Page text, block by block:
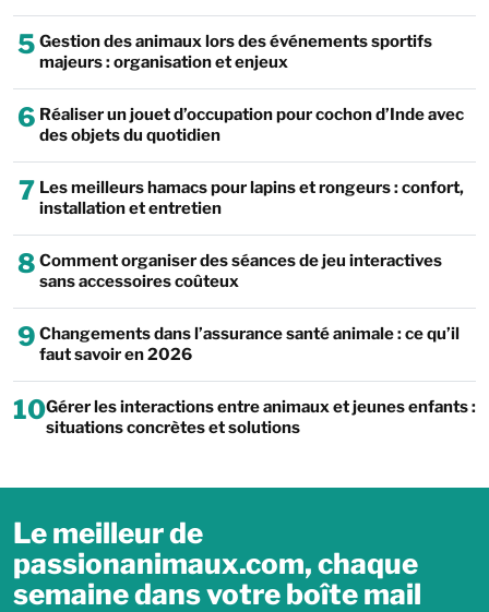
5 Gestion des animaux lors des événements sportifs
majeurs : organisation et enjeux
6 Réaliser un jouet d’occupation pour cochon d’Inde avec
des objets du quotidien
7 Les meilleurs hamacs pour lapins et rongeurs : confort,
installation et entretien
8 Comment organiser des séances de jeu interactives
sans accessoires coûteux
9 Changements dans l’assurance santé animale : ce qu’il
faut savoir en 2026
10Gérer les interactions entre animaux et jeunes enfants :
situations concrètes et solutions
Le meilleur de
passionanimaux.com, chaque
semaine dans votre boîte mail